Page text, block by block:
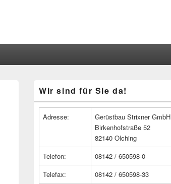
Seitenleisten
Widget-
Wir sind für Sie da!
Adresse:
Gerüstbau Strixner GmbH
Birkenhofstraße 52
82140 Olching
Telefon:
08142 / 650598-0
Telefax:
08142 / 650598-33